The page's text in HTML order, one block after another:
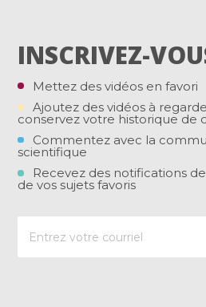
INSCRIVEZ-
Mettez des vidéos en favori
Ajoutez des vidéos à
conservez votre historique de
Commentez avec la
scientifique
Recevez des notifications
de vos sujets favoris